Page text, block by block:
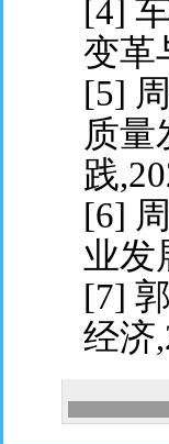
[4]
变革
[5]
质量
践
[6]
业发
[7]
经济